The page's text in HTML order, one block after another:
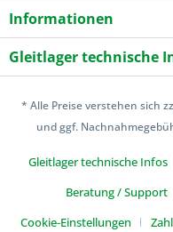
Informationen
Gleitlager technische
* Alle Preise verstehen sich
und ggf.
Gleitlager technische Infos
Beratung / Support
Cookie-Einstellungen